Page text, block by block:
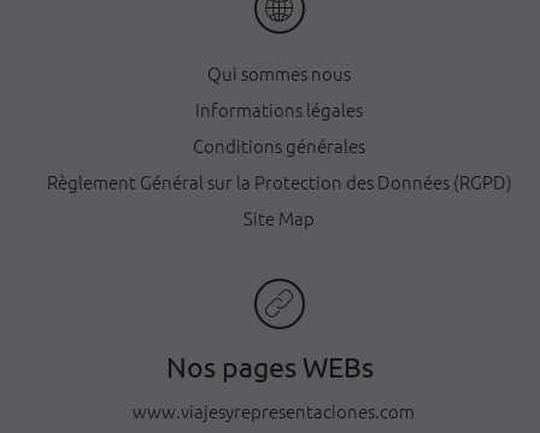
Qui sommes nous
Informations légales
Conditions générales
Règlement Général sur la Protection des Données (RGPD)
Site Map
Nos pages WEBs
www.viajesyrepresentaciones.com